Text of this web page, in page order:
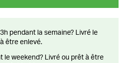
être enlevé.